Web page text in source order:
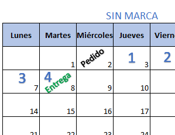
estás buscando.